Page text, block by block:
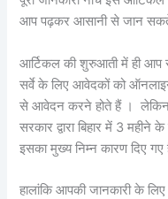
आप पढ़कर आसानी से जान
आर्टिकल की शुरुआती में ही आप
सर्वे के लिए आवेदकों को
से आवेदन करने होते हैं । लेकिन
सरकार द्वारा बिहार में 3 महीने
इसका मुख्य निम्न कारण दिए गए
हालांकि आपकी जानकारी के